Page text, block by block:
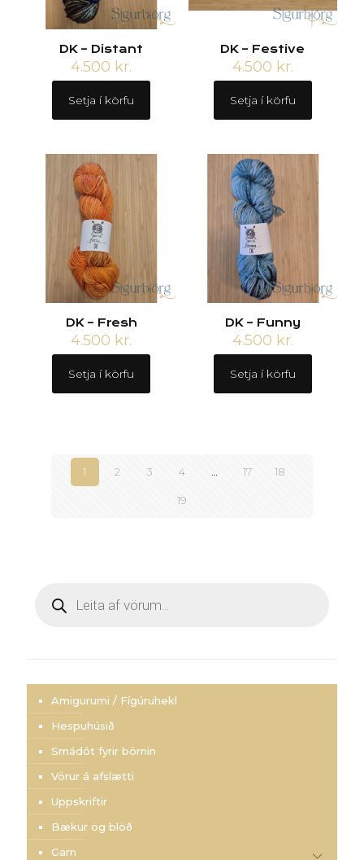
DK – Distant
4.500 kr.
Setja í körfu
DK – Festive
4.500 kr.
Setja í körfu
DK – Fresh
4.500 kr.
Setja í körfu
DK – Funny
4.500 kr.
Setja í körfu
1 2 3 4 17 18
19
search
Amigurumi / Fígúruhekl
Hespuhúsið
Smádót fyrir börnin
Vörur á afslætti
Uppskriftir
Bækur og blöð
Garn